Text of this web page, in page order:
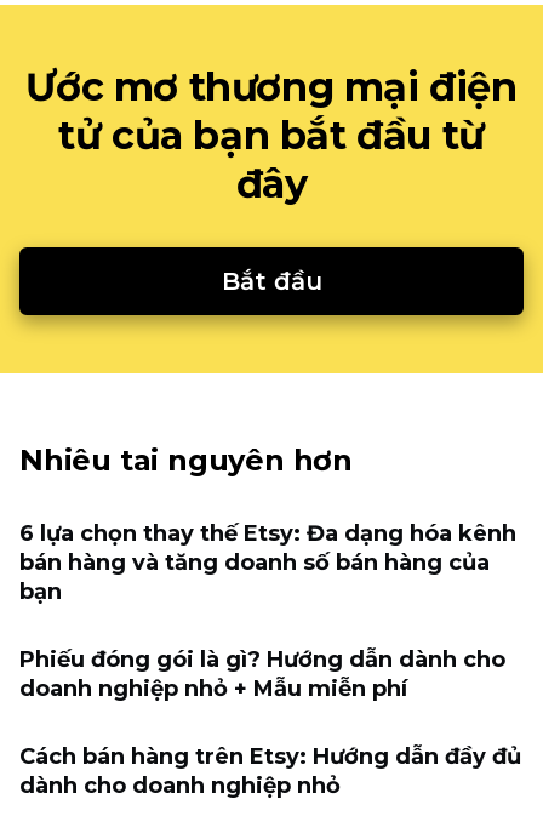
Ước mơ thương mại điện
tử của bạn bắt đầu từ
đây
Bắt đầu
Nhiêu tai nguyên hơn
6 lựa chọn thay thế Etsy: Đa dạng hóa kênh
bán hàng và tăng doanh số bán hàng của
bạn
Phiếu đóng gói là gì? Hướng dẫn dành cho
doanh nghiệp nhỏ + Mẫu miễn phí
Cách bán hàng trên Etsy: Hướng dẫn đầy đủ
dành cho doanh nghiệp nhỏ